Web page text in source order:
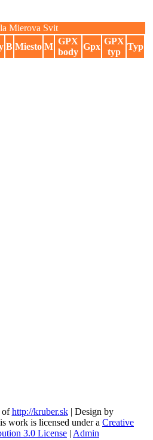
Mierova Svit
B Miesto M
GPX
body
Gpx
GPX
typ
Typ
ofhttp://kruber.sk| Design by
work is licensed under a Creative
3.0 License | Admin